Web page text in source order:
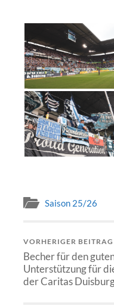
Saison 25/26
VORHERIGER BEITRAG
Becher für den
Unterstützung für
der Caritas